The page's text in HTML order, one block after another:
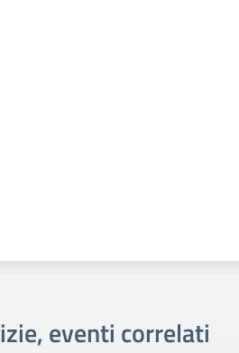
eventi correlati